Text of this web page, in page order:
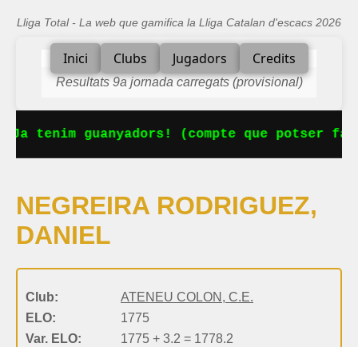
Lliga Total - La web que gamifica la Lliga Catalan d'escacs 2026
Inici Clubs Jugadors Credits
Resultats 9a jornada carregats (provisional)
tenim guanyadors! (compte que potser
NEGREIRA RODRIGUEZ,
DANIEL
Club:
ATENEU COLON, C.E.
ELO:
1775
Var. ELO:
1775 + 3.2 = 1778.2